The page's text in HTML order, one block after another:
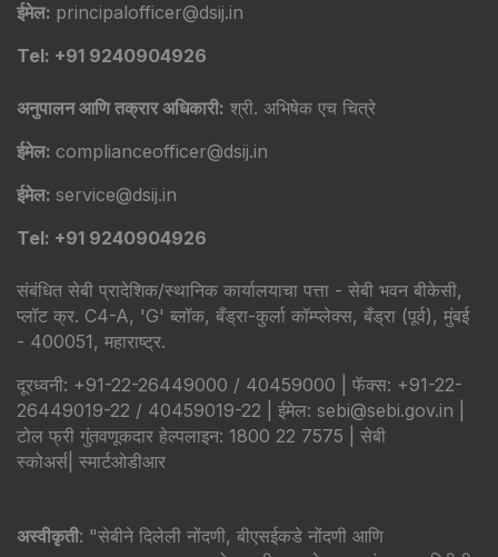
ईमेल: principalofficer@dsij.in
Tel: +91 9240904926
अनुपालन आणि तक्रार अधिकारी: श्री. अभिषेक एच चित्रे
ईमेल: complianceofficer@dsij.in
ईमेल: service@dsij.in
Tel: +91 9240904926
संबंधित सेबी प्रादेशिक/स्थानिक कार्यालयाचा पत्ता - सेबी भवन बीकेसी,
प्लॉट क्र. C4-A, 'G' ब्लॉक, बँड्रा-कुर्ला कॉम्प्लेक्स, बँड्रा (पूर्व), मुंबई
- 400051, महाराष्ट्र.
दूरध्वनी: +91-22-26449000 / 40459000 | फॅक्स: +91-22-
26449019-22 / 40459019-22 | ईमेल: sebi@sebi.gov.in |
टोल फ्री गुंतवणूकदार हेल्पलाइन: 1800 22 7575 | सेबी
स्कोअर्स स्मार्टओडीआर
अस्वीकृती: "सेबीने दिलेली नोंदणी, बीएसईकडे नोंदणी आणि